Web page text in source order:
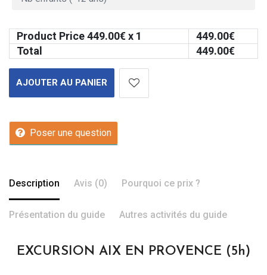
Product Price449.00€ x 1 449.00€
Total
449.00€
AJOUTER AU PANIER
Poser une question
Description Avis (0) Pourquoi ce prix ?
Présentation du guide Autres activités du guide
EXCURSION AIX EN PROVENCE (5h)